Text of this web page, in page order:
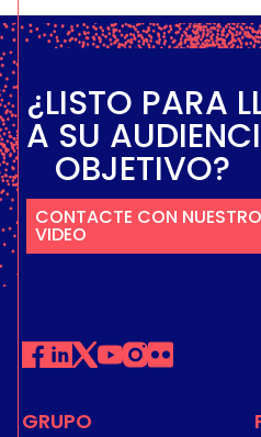
¿LISTO PARA
A SU
OBJETIVO?
CONTACTE CON
VIDEO
GRUPO